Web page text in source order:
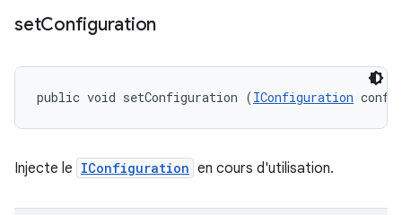
setConfiguration
public void setConfiguration (IConfiguration
Injecte le IConfiguration en cours d'utilisation.